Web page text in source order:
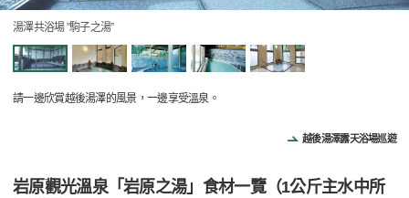
湯澤共浴場 ”駒子之湯”
請一邊欣賞越後湯澤的風景，一邊享受溫泉。
越後湯澤露天浴場巡遊
岩原觀光溫泉「岩原之湯」食材一覽（1公斤主水中所